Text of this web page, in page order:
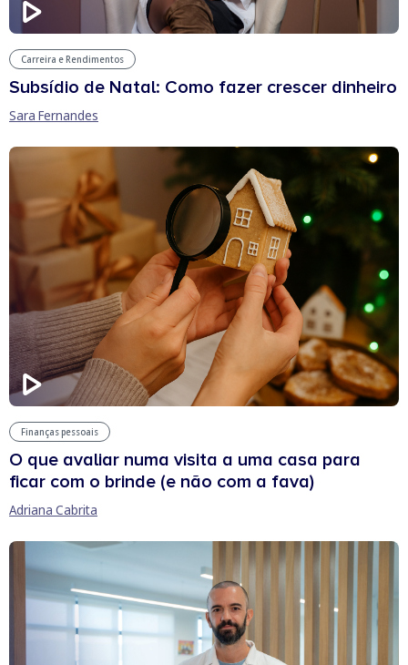
Carreira e Rendimentos
Subsídio de Natal: Como fazer crescer dinheiro
Sara Fernandes
Finanças pessoais
O que avaliar numa visita a uma casa para
ficar com o brinde (e não com a fava)
Adriana Cabrita